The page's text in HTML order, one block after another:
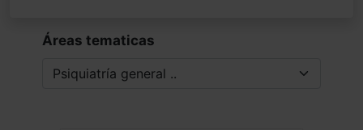
Áreas tematicas